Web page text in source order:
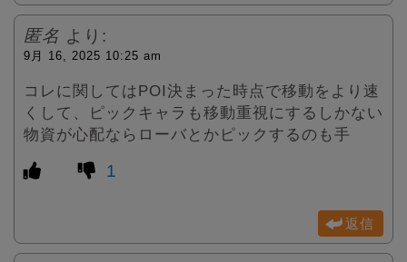
匿名 より:
9月 16, 2025 10:25 am
コレに関してはPOI決まった時点で移動をより速
くして、ピックキャラも移動重視にするしかない
物資が心配ならローバとかピックするのも手
1
返信